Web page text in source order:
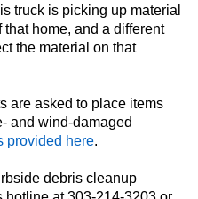
truck is picking up material
home, and a different
the material on that
are asked to place items
and wind-damaged
provided here.
debris cleanup